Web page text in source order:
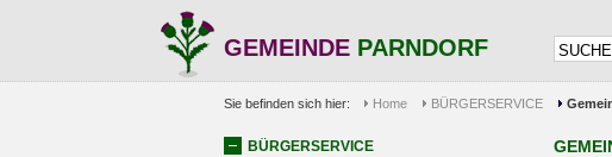
GEMEINDE PARNDORF
Sie befinden sich hier: Home BÜRGERSERVICE
BÜRGERSERVICE